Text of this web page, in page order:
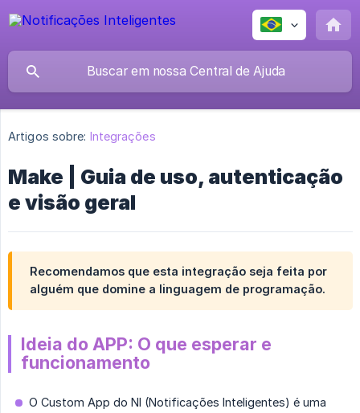
Artigos sobre: Integrações
Make | Guia de uso, autenticação
e visão geral
Recomendamos que esta integração seja feita por
alguém que domine a linguagem de programação.
Ideia do APP: O que esperar e
funcionamento
O Custom App do NI (Notificações Inteligentes) é uma